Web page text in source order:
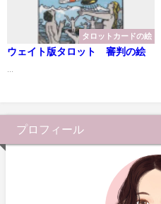
タロットカードの絵
ウェイト版タロット 審判の絵
プロフィール